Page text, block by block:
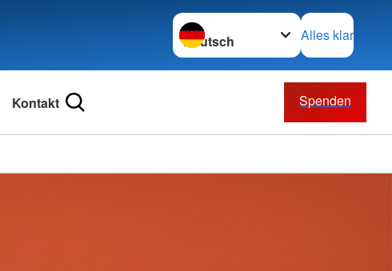
Sprache wechseln zu
Alles klar
Kontakt Spenden